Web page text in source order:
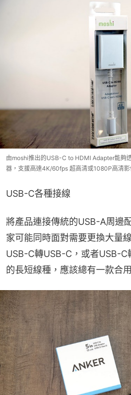
由moshi推出的USB-C to HDMI Adapter能夠
器，支援高達4K/60fps 超高清或1080P高清影
USB-C各種接線
將產品連接傳統的USB-A周邊
家可能同時面對需要更換大量
USB-C轉USB-C，或者USB-
的長短線種，應該總有一款合